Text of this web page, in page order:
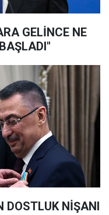
GELİNCE NE
DOSTLUK NİŞANI